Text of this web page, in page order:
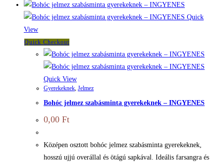
Quick
View
Quick Checkout
Quick View
Gyerekeknek, Jelmez
Bohóc jelmez szabásminta gyerekeknek – INGYENES
0,00 Ft
Középen osztott bohóc jelmez szabásminta gyerekeknek,
hosszú ujjú overállal és ötágú sapkával. Ideális farsangra és